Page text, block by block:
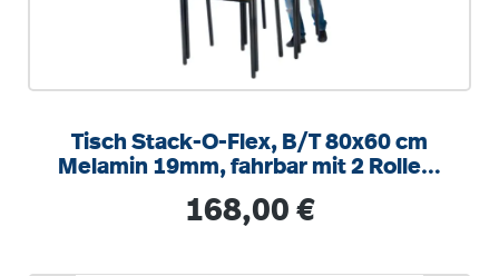
Tisch Stack-O-Flex, B/T 80x60 cm
Melamin 19mm, fahrbar mit 2 Rollen,
Regulärer Preis:
168,00 €